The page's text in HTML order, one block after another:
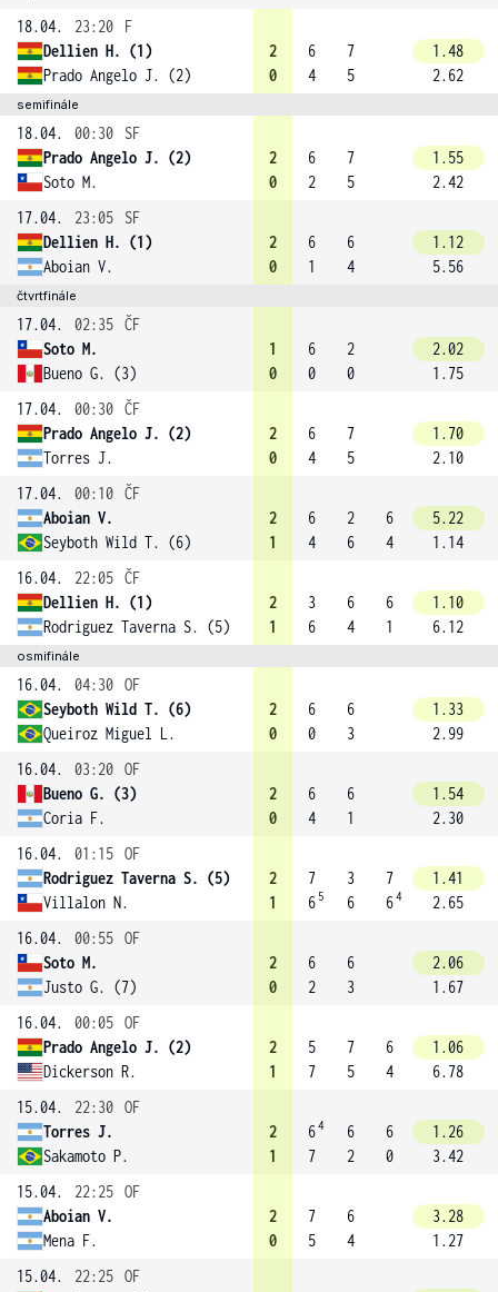
18.04.
23:20
F
Dellien H. (1)
Prado Angelo J. (2)
2
0
6
4
7
5
1.48
2.62
semifinále
18.04. 00:30
SF
Prado Angelo J. (2)
Soto M.
2
0
6
2
7
5
1.55
2.42
17.04.
23:05
SF
Dellien H. (1)
Aboian V.
2
0
6
1
6
4
1.12
5.56
čtvrtfinále
17.04. 02:35 ČF
Soto M.
Bueno G. (3)
1
0
6
0
2
0
2.02
1.75
17.04.
00:30 ČF
Prado Angelo J. (2)
Torres J.
2
0
6
4
7
5
1.70
2.10
17.04.
00:10 ČF
Aboian V.
Seyboth Wild T. (6)
2
1
6
4
2
6
6
4
5.22
1.14
16.04.
22:05 ČF
Dellien H. (1)
Rodriguez Taverna S. (5)
2
1
3
6
6
4
6
1
1.10
6.12
osmifinále
16.04. 04:30 OF
Seyboth Wild T. (6)
Queiroz Miguel L.
2
0
6
0
6
3
1.33
2.99
16.04.
03:20 OF
Bueno G. (3)
Coria F.
2
0
6
4
6
1
1.54
2.30
16.04.
01:15 OF
Rodriguez Taverna S. (5)
Villalon N.
2
1
7
6 5
3
6
7
64
1.41
2.65
16.04.
00:55 OF
Soto M.
Justo G. (7)
2
0
6
2
6
3
2.06
1.67
16.04.
00:05 OF
Prado Angelo J. (2)
Dickerson R.
2
1
5
7
7
5
6
4
1.06
6.78
15.04.
22:30 OF
Torres J.
Sakamoto P.
2
1
64
7
6
2
6
0
1.26
3.42
15.04.
22:25 OF
Aboian V.
Mena F.
2
0
7
5
6
4
3.28
1.27
15.04.
22:25 OF